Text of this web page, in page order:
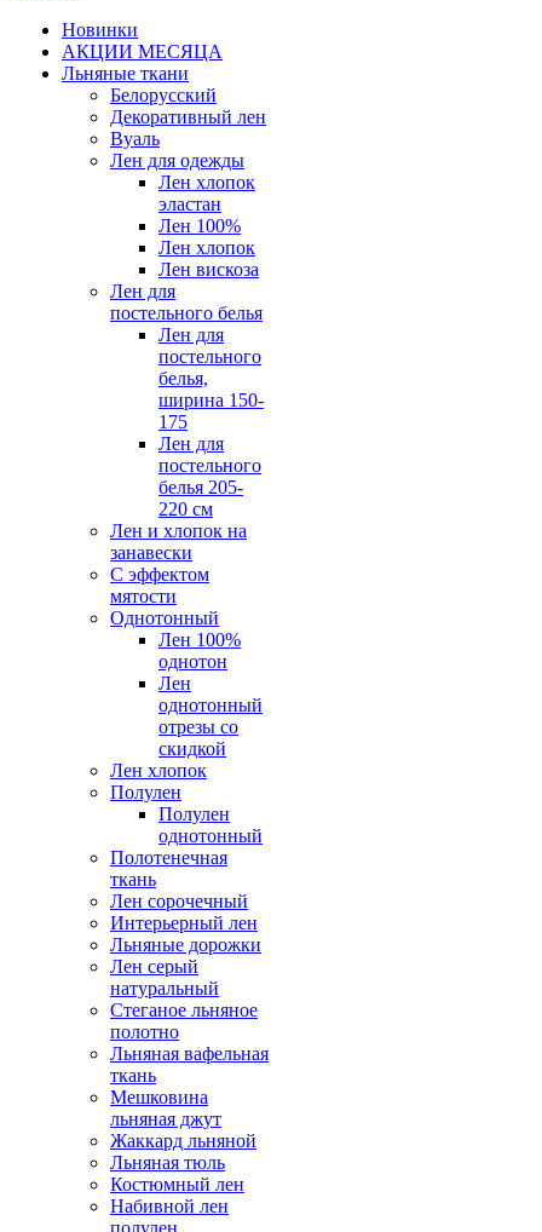
Новинки
АКЦИИ МЕСЯЦА
Льняные ткани
Белорусский
Декоративный лен
Вуаль
Лен для одежды
Лен хлопок
эластан
Лен 100%
Лен хлопок
Лен вискоза
Лен для
постельного белья
Лен для
постельного
белья,
ширина 150-
175
Лен для
постельного
белья 205-
220 см
Лен и хлопок на
занавески
С эффектом
мятости
Однотонный
Лен 100%
однотон
Лен
однотонный
отрезы со
скидкой
Лен хлопок
Полулен
Полулен
однотонный
Полотенечная
ткань
Лен сорочечный
Интерьерный лен
Льняные дорожки
Лен серый
натуральный
Стеганое льняное
полотно
Льняная вафельная
ткань
Мешковина
льняная джут
Жаккард льняной
Льняная тюль
Костюмный лен
Набивной лен
полулен